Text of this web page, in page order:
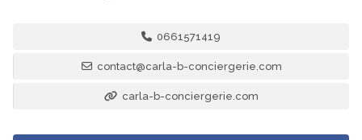
0661571419
contact@carla-b-conciergerie.com
carla-b-conciergerie.com